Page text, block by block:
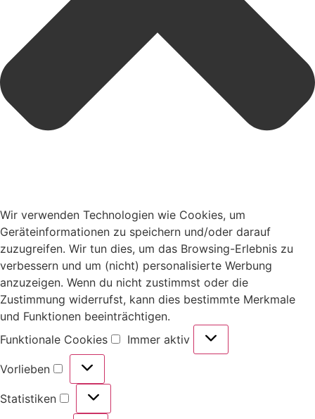
Wir verwenden Technologien wie Cookies, um
Geräteinformationen zu speichern und/oder darauf
zuzugreifen. Wir tun dies, um das Browsing-Erlebnis zu
verbessern und um (nicht) personalisierte Werbung
anzuzeigen. Wenn du nicht zustimmst oder die
Zustimmung widerrufst, kann dies bestimmte Merkmale
und Funktionen beeinträchtigen.
Funktionale Cookies
Immer aktiv
Vorlieben
Statistiken